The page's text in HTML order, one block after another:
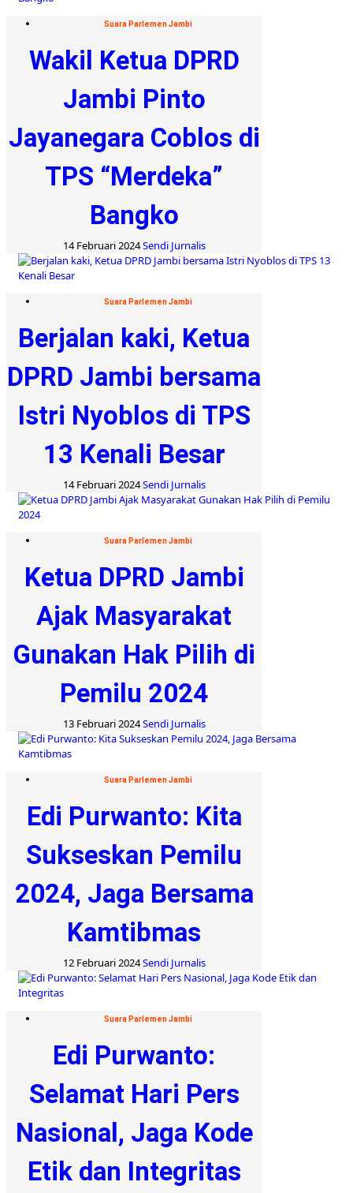
Suara Parlemen Jambi
Wakil Ketua DPRD
Jambi Pinto
Jayanegara Coblos di
TPS “Merdeka”
Bangko
14 Februari 2024Sendi Jurnalis
Suara Parlemen Jambi
Berjalan kaki, Ketua
DPRD Jambi bersama
Istri Nyoblos di TPS
13 Kenali Besar
14 Februari 2024Sendi Jurnalis
Suara Parlemen Jambi
Ketua DPRD Jambi
Ajak Masyarakat
Gunakan Hak Pilih di
Pemilu 2024
13 Februari 2024Sendi Jurnalis
Suara Parlemen Jambi
Edi Purwanto: Kita
Sukseskan Pemilu
2024, Jaga Bersama
Kamtibmas
12 Februari 2024Sendi Jurnalis
Suara Parlemen Jambi
Edi Purwanto:
Selamat Hari Pers
Nasional, Jaga Kode
Etik dan Integritas